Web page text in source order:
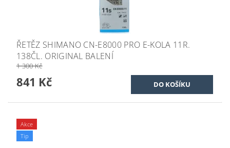
ŘETĚZ SHIMANO CN-E8000 PRO E-KOLA 11R.
138ČL. ORIGINAL BALENÍ
1 300 Kč
841 Kč
Akce
Tip